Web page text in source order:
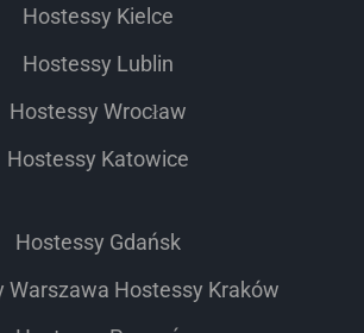
Hostessy Kielce
Hostessy Lublin
Hostessy Wrocław
Hostessy Katowice
Hostessy Gdańsk
Warszawa Hostessy Kraków